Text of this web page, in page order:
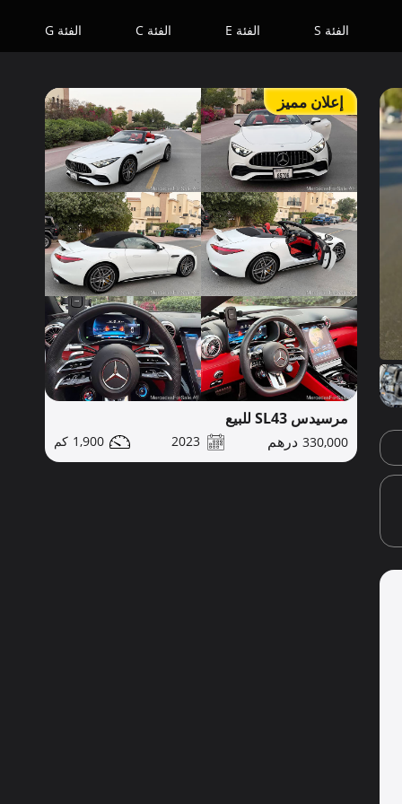
الفئة S الفئة E الفئة C الفئة G
إعلان مميز
مرسيدس SL43 للبيع
330,000
2023
1,900